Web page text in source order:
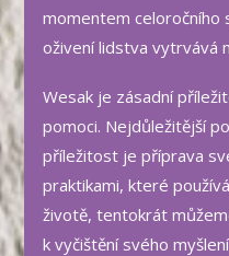
momentem celoročního
oživení lidstva vytrvává
Wesak je zásadní
pomoci. Nejdůležitější
příležitost je příprava
praktikami, které
životě, tentokrát
k vyčištění svého